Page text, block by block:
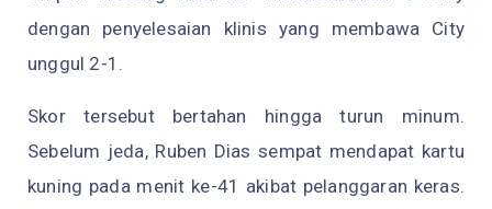
dengan penyelesaian klinis yang membawa City
unggul 2-1.
Skor tersebut bertahan hingga turun minum.
Sebelum jeda, Ruben Dias sempat mendapat kartu
kuning pada menit ke-41 akibat pelanggaran keras.